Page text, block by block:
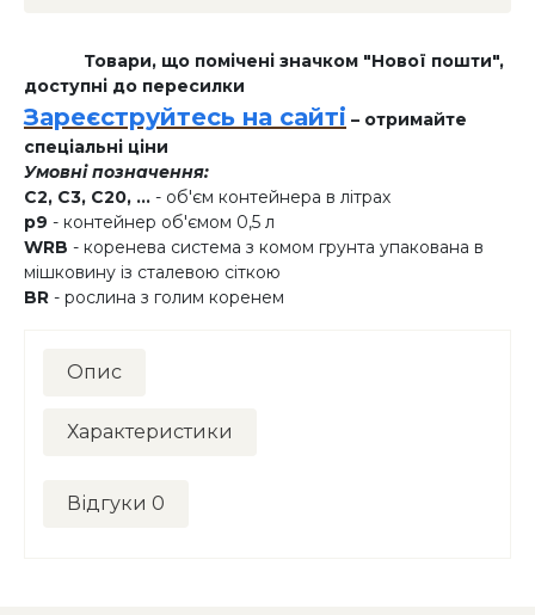
Товари, що помічені значком "Нової пошти",
доступні до пересилки
Зареєструйтесь на сайті – отримайте
спеціальні ціни
Умовні позначення:
C2, C3, C20, ... - об'єм контейнера в літрах
p9 - контейнер об'ємом 0,5 л
WRB - коренева система з комом грунта упакована в
мішковину із сталевою сіткою
BR - рослина з голим коренем
Опис
Характеристики
Відгуки 0